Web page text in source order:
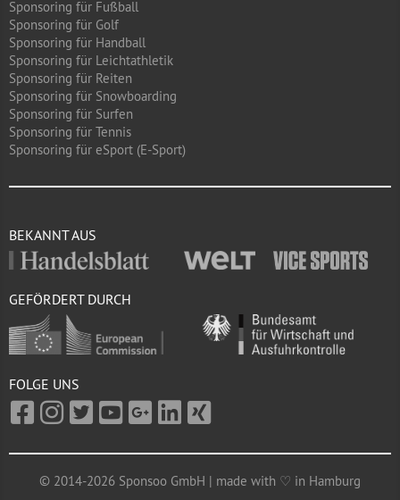
Sponsoring für Fußball
Sponsoring für Golf
Sponsoring für Handball
Sponsoring für Leichtathletik
Sponsoring für Reiten
Sponsoring für Snowboarding
Sponsoring für Surfen
Sponsoring für Tennis
Sponsoring für eSport (E-Sport)
BEKANNT AUS
GEFÖRDERT DURCH
FOLGE UNS
© 2014-2026 Sponsoo GmbH | made with ♡ in Hamburg